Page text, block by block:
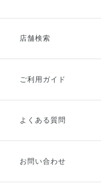
店舗検索
ご利用ガイド
ご利用ガイドトップ
お支払方法
よくある質問
お問い合わせ